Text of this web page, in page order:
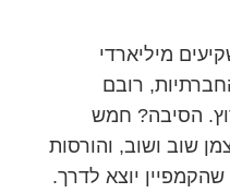
מיליארדי
רובם
הסיבה? חמש
שוב ושוב, והורסות
יוצא לדרך.